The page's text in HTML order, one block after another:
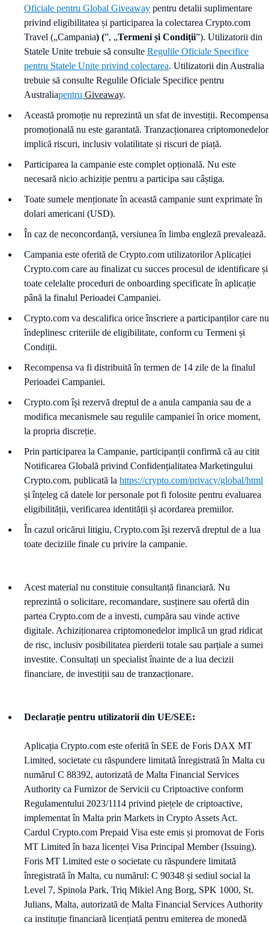
Oficiale pentru Global Giveaway pentru detalii suplimentare
privind eligibilitatea și participarea la colectarea Crypto.com
Travel („Campania) (”, „Termeni și Condiții”). Utilizatorii din
Statele Unite trebuie să consulte Regulile Oficiale Specifice
pentru Statele Unite privind colectarea. Utilizatorii din Australia
trebuie să consulte Regulile Oficiale Specifice pentru
Australiapentru Giveaway.
Această promoție nu reprezintă un sfat de investiții. Recompensa
promoțională nu este garantată. Tranzacționarea criptomonedelor
implică riscuri, inclusiv volatilitate și riscuri de piață.
Participarea la campanie este complet opțională. Nu este
necesară nicio achiziție pentru a participa sau câștiga.
Toate sumele menționate în această campanie sunt exprimate în
dolari americani (USD).
În caz de neconcordanță, versiunea în limba engleză prevalează.
Campania este oferită de Crypto.com utilizatorilor Aplicației
Crypto.com care au finalizat cu succes procesul de identificare și
toate celelalte proceduri de onboarding specificate în aplicație
până la finalul Perioadei Campaniei.
Crypto.com va descalifica orice înscriere a participanților care nu
îndeplinesc criteriile de eligibilitate, conform cu Termeni și
Condiții.
Recompensa va fi distribuită în termen de 14 zile de la finalul
Perioadei Campaniei.
Crypto.com își rezervă dreptul de a anula campania sau de a
modifica mecanismele sau regulile campaniei în orice moment,
la propria discreție.
Prin participarea la Campanie, participanții confirmă că au citit
Notificarea Globală privind Confidențialitatea Marketingului
Crypto.com, publicată la https://crypto.com/privacy/global/html
și înțeleg că datele lor personale pot fi folosite pentru evaluarea
eligibilității, verificarea identității și acordarea premiilor.
În cazul oricărui litigiu, Crypto.com își rezervă dreptul de a lua
toate deciziile finale cu privire la campanie.
Acest material nu constituie consultanță financiară. Nu
reprezintă o solicitare, recomandare, susținere sau ofertă din
partea Crypto.com de a investi, cumpăra sau vinde active
digitale. Achiziționarea criptomonedelor implică un grad ridicat
de risc, inclusiv posibilitatea pierderii totale sau parțiale a sumei
investite. Consultați un specialist înainte de a lua decizii
financiare, de investiții sau de tranzacționare.
Declarație pentru utilizatorii din UE/SEE:
Aplicația Crypto.com este oferită în SEE de Foris DAX MT
Limited, societate cu răspundere limitată înregistrată în Malta cu
numărul C 88392, autorizată de Malta Financial Services
Authority ca Furnizor de Servicii cu Criptoactive conform
Regulamentului 2023/1114 privind piețele de criptoactive,
implementat în Malta prin Markets in Crypto Assets Act.
Cardul Crypto.com Prepaid Visa este emis și promovat de Foris
MT Limited în baza licenței Visa Principal Member (Issuing).
Foris MT Limited este o societate cu răspundere limitată
înregistrată în Malta, cu numărul: C 90348 și sediul social la
Level 7, Spinola Park, Triq Mikiel Ang Borg, SPK 1000, St.
Julians, Malta, autorizată de Malta Financial Services Authority
ca instituție financiară licențiată pentru emiterea de monedă